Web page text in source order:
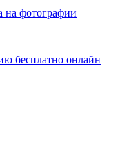
на фотографии
бесплатно онлайн